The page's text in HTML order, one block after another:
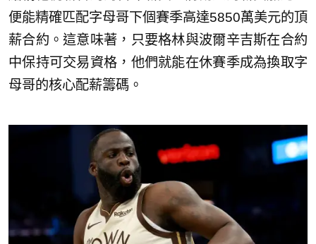
便能精確匹配字母哥下個賽季高達5850萬美元的頂
薪合約。這意味著，只要格林與波爾辛吉斯在合約
中保持可交易資格，他們就能在休賽季成為換取字
母哥的核心配薪籌碼。